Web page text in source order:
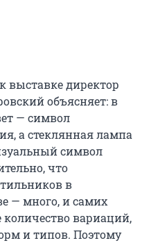
выставке директор
объясняет: в
— символ
а стеклянная лампа
символ
что
в
— много, и самих
вариаций,
и типов. Поэтому